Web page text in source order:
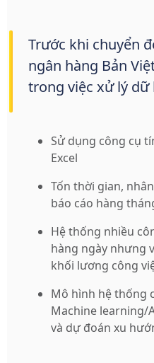
Trước khi chuyển
ngân hàng Bản
trong việc xử lý dữ
Sử dụng công cụ
Excel
Tốn thời gian,
báo cáo hàng
Hệ thống nhiều
hàng ngày nhưng
khối lương công
Mô hình hệ thống
Machine learning/
và dự đoán xu